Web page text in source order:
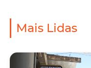
Mais Lidas